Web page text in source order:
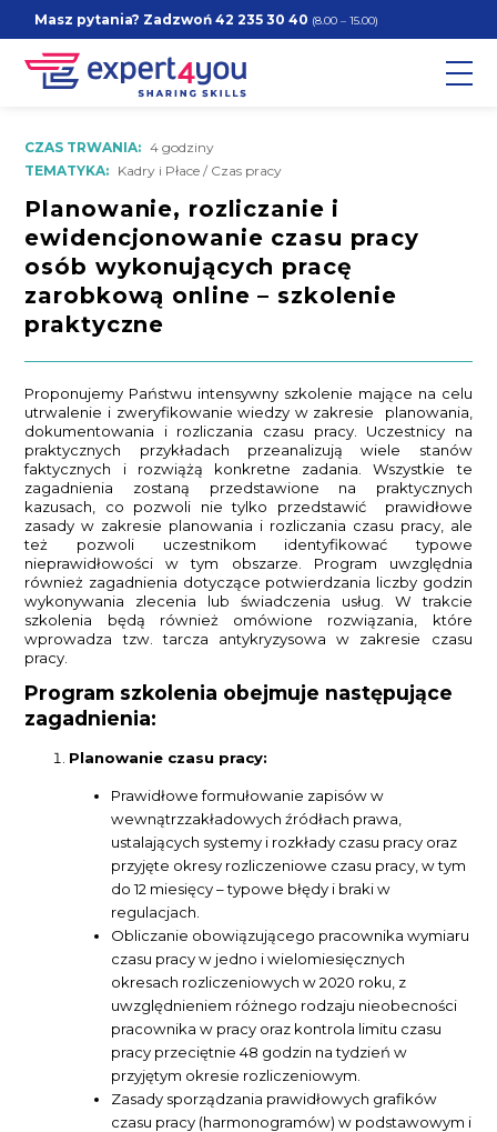
Masz pytania? Zadzwoń42 235 30 40 (8.00 – 15.00)
CZAS TRWANIA: 4 godziny
TEMATYKA: Kadry i Płace / Czas pracy
Planowanie, rozliczanie i
ewidencjonowanie czasu pracy
osób wykonujących pracę
zarobkową online – szkolenie
praktyczne
Proponujemy Państwu intensywny szkolenie mające na celu
utrwalenie i zweryfikowanie wiedzy w zakresie planowania,
dokumentowania i rozliczania czasu pracy. Uczestnicy na
praktycznych przykładach przeanalizują wiele stanów
faktycznych i rozwiążą konkretne zadania. Wszystkie te
zagadnienia zostaną przedstawione na praktycznych
kazusach, co pozwoli nie tylko przedstawić prawidłowe
zasady w zakresie planowania i rozliczania czasu pracy, ale
też pozwoli uczestnikom identyfikować typowe
nieprawidłowości w tym obszarze. Program uwzględnia
również zagadnienia dotyczące potwierdzania liczby godzin
wykonywania zlecenia lub świadczenia usług. W trakcie
szkolenia będą również omówione rozwiązania, które
wprowadza tzw. tarcza antykryzysowa w zakresie czasu
pracy.
Program szkolenia obejmuje następujące
zagadnienia:
Planowanie czasu pracy:
Prawidłowe formułowanie zapisów w
wewnątrzzakładowych źródłach prawa,
ustalających systemy i rozkłady czasu pracy oraz
przyjęte okresy rozliczeniowe czasu pracy, w tym
do 12 miesięcy – typowe błędy i braki w
regulacjach.
Obliczanie obowiązującego pracownika wymiaru
czasu pracy w jedno i wielomiesięcznych
okresach rozliczeniowych w 2020 roku, z
uwzględnieniem różnego rodzaju nieobecności
pracownika w pracy oraz kontrola limitu czasu
pracy przeciętnie 48 godzin na tydzień w
przyjętym okresie rozliczeniowym.
Zasady sporządzania prawidłowych grafików
czasu pracy (harmonogramów) w podstawowym i